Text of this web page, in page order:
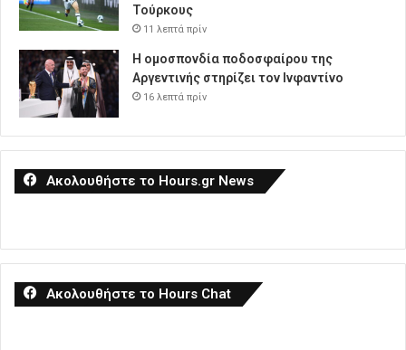
Τούρκους
11 λεπτά πρίν
Η ομοσπονδία ποδοσφαίρου της
Αργεντινής στηρίζει τον Ινφαντίνο
16 λεπτά πρίν
Ακολουθήστε το Hours.gr News
Ακολουθήστε το Hours Chat